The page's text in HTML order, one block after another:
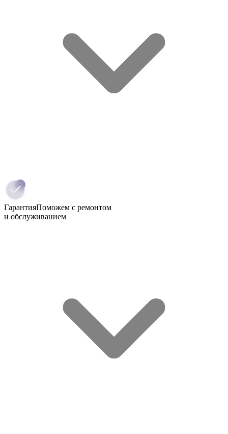
ГарантияПоможем с ремонтом
и обслуживанием